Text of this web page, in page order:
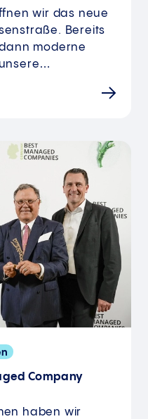
wir das neue
Bereits
moderne
Company
haben wir